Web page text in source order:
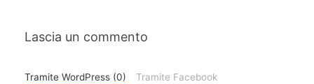
Lascia un commento
Tramite WordPress (0) Tramite Facebook